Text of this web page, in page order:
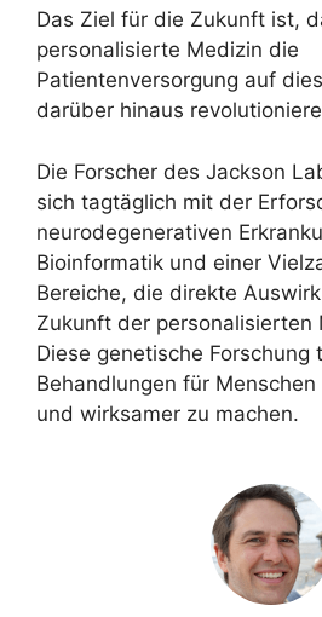
Das Ziel für die Zukunft ist,
personalisierte Medizin die
Patientenversorgung auf
darüber hinaus
Die Forscher des Jackson
sich tagtäglich mit der
neurodegenerativen
Bioinformatik und einer
Bereiche, die direkte
Zukunft der personalisierten
Diese genetische Forschung
Behandlungen für
und wirksamer zu machen.